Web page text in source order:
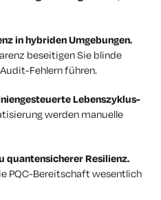
in hybriden Umgebungen.
beseitigen Sie blinde
Fehlern führen.
Lebenszyklus-
werden manuelle
quantensicherer Resilienz.
PQC-Bereitschaftwesentlich